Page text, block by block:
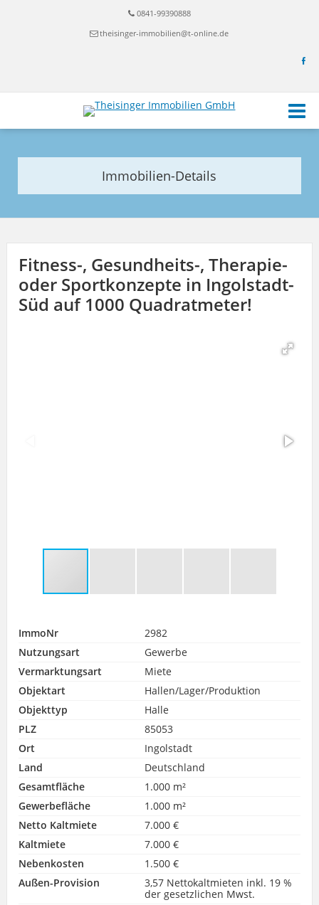
0841-99390888
theisinger-immobilien@t-online.de
Immobilien-Details
Fitness-, Gesundheits-, Therapie-
oder Sportkonzepte in Ingolstadt-
Süd auf 1000 Quadratmeter!
ImmoNr
2982
Nutzungsart
Gewerbe
Vermarktungsart
Miete
Objektart
Hallen/Lager/Produktion
Objekttyp
Halle
PLZ
85053
Ort
Ingolstadt
Land
Deutschland
Gesamtfläche
1.000 m²
Gewerbefläche
1.000 m²
Netto Kaltmiete
7.000 €
Kaltmiete
7.000 €
Nebenkosten
1.500 €
Außen-Provision
3,57 Nettokaltmieten inkl. 19 %
der gesetzlichen Mwst.